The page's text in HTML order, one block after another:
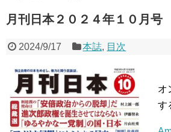
月刊日本２０２４年１０月号
2024/9/17 本誌, 目次
オ
す